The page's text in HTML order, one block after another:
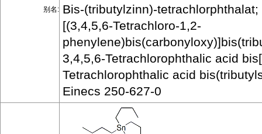
别名: Bis-(tributylzinn)-tetrachlorphthalat;
[(3,4,5,6-Tetrachloro-1,2-
3,4,5,6-Tetrachlorophthalic acid
Tetrachlorophthalic acid
Einecs 250-627-0